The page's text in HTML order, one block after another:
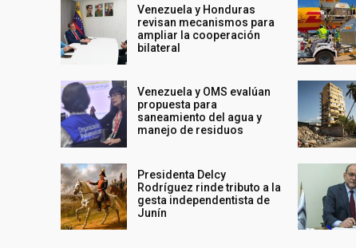
Venezuela y Honduras
revisan mecanismos para
ampliar la cooperación
bilateral
Venezuela y OMS evalúan
propuesta para
saneamiento del agua y
manejo de residuos
Presidenta Delcy
Rodríguez rinde tributo a la
gesta independentista de
Junín